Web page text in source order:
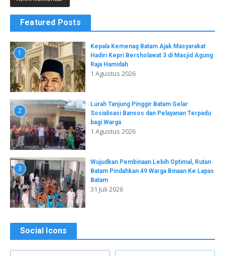
Featured Posts
1
Kepala Kemenag Batam Ajak Masyarakat
Hadiri Kepri Bersholawat 3 di Masjid Agung
Raja Hamidah
1 Agustus 2026
2
Lurah Tanjung Pinggir Batam Gelar
Sosialisasi Bansos dan Pelayanan Terpadu
bagi Warga
1 Agustus 2026
3
Wujudkan Pembinaan Lebih Optimal, Rutan
Batam Pindahkan 49 Warga Binaan Ke Lapas
Batam
31 Juli 2026
Social Icons